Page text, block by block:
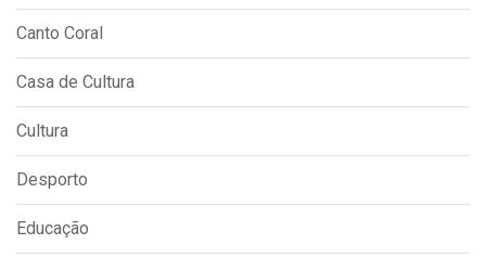
Canto Coral
Casa de Cultura
Cultura
Desporto
Educação